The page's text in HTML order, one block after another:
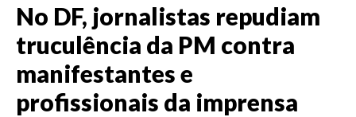
No DF, jornalistas repudiam
truculência da PM contra
manifestantes e
profissionais da imprensa